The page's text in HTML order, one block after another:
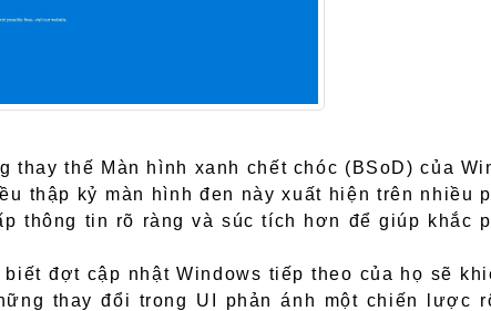
thay thế Màn hình xanh chết chóc (BSoD) của
thập kỷ màn hình đen này xuất hiện trên nhiều
thông tin rõ ràng và súc tích hơn để giúp khắc
biết đợt cập nhật Windows tiếp theo của họ sẽ
thay đổi trong UI phản ánh một chiến lược